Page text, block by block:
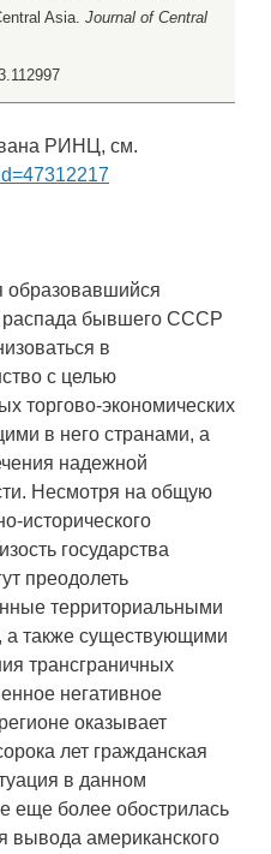
Asia. Journal of Central
РИНЦ, см.
образовавшийся
распада бывшего СССР
в
с целью
торгово-экономических
в него странами, а
надежной
Несмотря на общую
исторического
государства
преодолеть
территориальными
а также существующими
трансграничных
негативное
оказывает
лет гражданская
в данном
еще более обострилась
вывода американского